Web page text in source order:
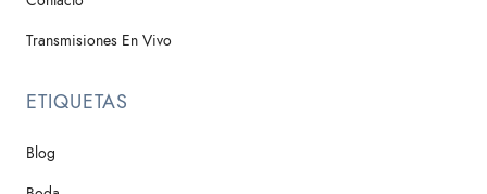
Transmisiones En Vivo
ETIQUETAS
Blog